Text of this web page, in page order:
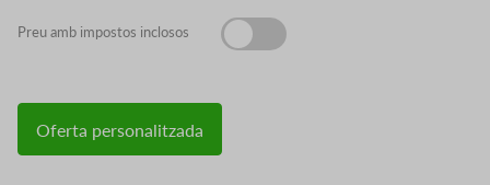
Preu amb impostos inclosos
Oferta personalitzada